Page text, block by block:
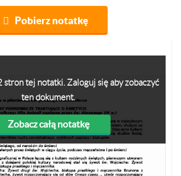
Pobierz notatkę
stron tej notatki. Zaloguj się aby zobaczyć
ten dokument.
Zobacz całą notatkę